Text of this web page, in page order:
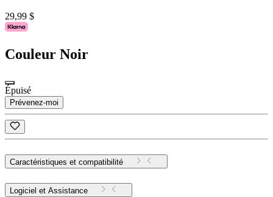
29,99 $
Couleur Noir
Épuisé
Prévenez-moi
Caractéristiques et compatibilité
Logiciel et Assistance